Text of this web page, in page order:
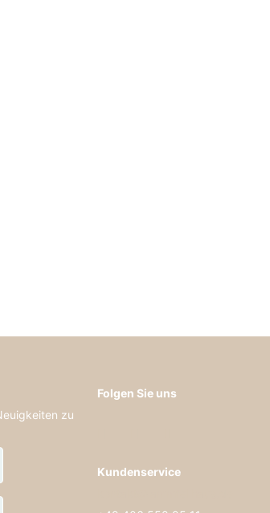
zu
Folgen Sie uns
Kundenservice